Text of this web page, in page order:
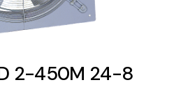
2-450M 24-8